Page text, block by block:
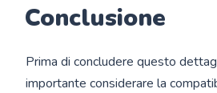
Conclusione
Prima di concludere questo
importante considerare la